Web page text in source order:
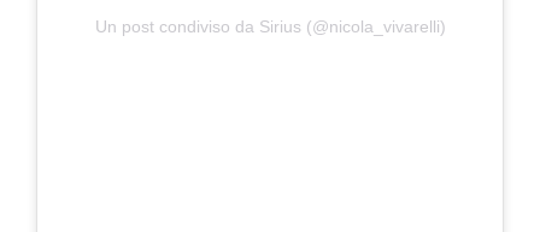
Un post condiviso da Sirius (@nicola_vivarelli)